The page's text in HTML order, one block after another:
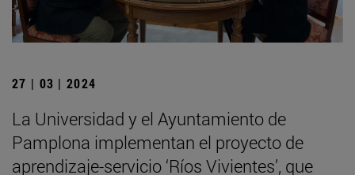
27 | 03 | 2024
La Universidad y el Ayuntamiento de
Pamplona implementan el proyecto de
aprendizaje-servicio ‘Ríos Vivientes’, que